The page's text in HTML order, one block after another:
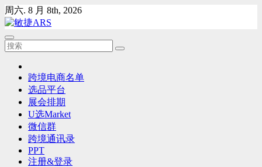
Skip
to
content
周六. 8 月 8th, 2026
跨境电商名单
选品平台
展会排期
U选Market
微信群
跨境通讯录
PPT
注册&登录